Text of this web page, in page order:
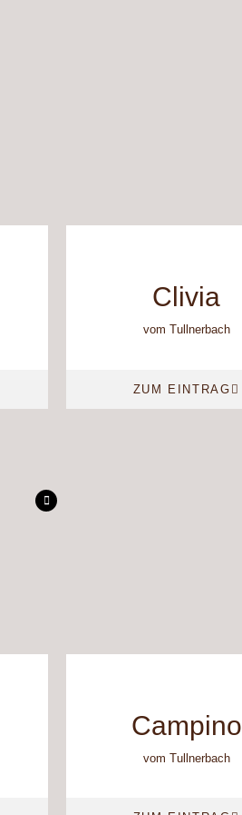
Clivia
vom Tullnerbach
ZUM EINTRAG
Campino
vom Tullnerbach